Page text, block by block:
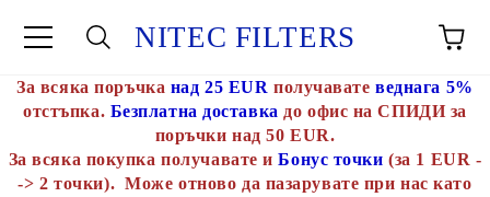
NITEC FILTERS
За всяка поръчка над 25 EUR получавате веднага 5%
отстъпка. Безплатна доставка до офис на СПИДИ за
поръчки над 50 EUR.
За всяка покупка получавате иБонус точки (за 1 EUR -
-> 2 точки). Може отново да пазарувате при нас като